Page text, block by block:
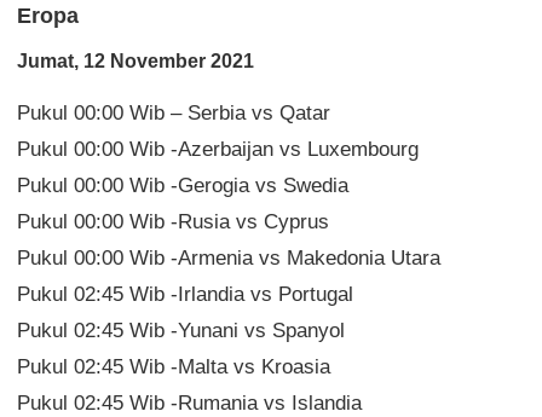
Eropa
Jumat, 12 November 2021
Pukul 00:00 Wib – Serbia vs Qatar
Pukul 00:00 Wib -Azerbaijan vs Luxembourg
Pukul 00:00 Wib -Gerogia vs Swedia
Pukul 00:00 Wib -Rusia vs Cyprus
Pukul 00:00 Wib -Armenia vs Makedonia Utara
Pukul 02:45 Wib -Irlandia vs Portugal
Pukul 02:45 Wib -Yunani vs Spanyol
Pukul 02:45 Wib -Malta vs Kroasia
Pukul 02:45 Wib -Rumania vs Islandia